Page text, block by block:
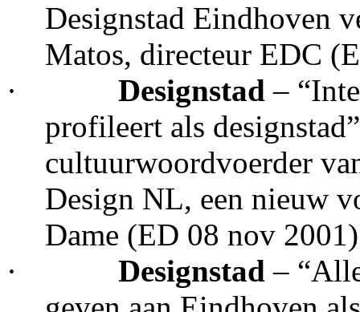
Designstad Eindhoven
Matos, directeur EDC
·
Designstad–
profileert als
cultuurwoordvoerder
Design NL, een nieuw
Dame (ED 08 nov 2001)
·
Designstad–